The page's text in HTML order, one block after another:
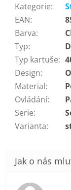
Kategorie:
EAN:
Barva:
Typ:
Typ kartuše:
Design:
Material:
Ovládání:
Serie:
Varianta: